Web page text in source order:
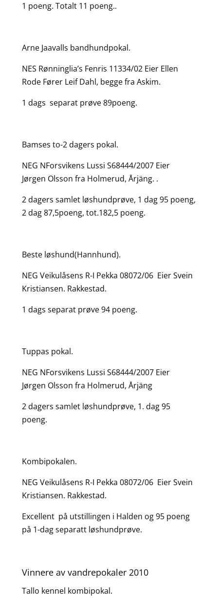
1 poeng. Totalt 11 poeng..
Arne Jaavalls bandhundpokal.
NES Rønninglia’s Fenris 11334/02 Eier Ellen
Rode Fører Leif Dahl, begge fra Askim.
1 dags separat prøve 89poeng.
Bamses to-2 dagers pokal.
NEG NForsvikens Lussi S68444/2007 Eier
Jørgen Olsson fra Holmerud, Årjäng. .
2 dagers samlet løshundprøve, 1 dag 95 poeng,
2 dag 87,5poeng, tot.182,5 poeng.
Beste løshund(Hannhund).
NEG Veikulåsens R-I Pekka 08072/06 Eier Svein
Kristiansen. Rakkestad.
1 dags separat prøve 94 poeng.
Tuppas pokal.
NEG NForsvikens Lussi S68444/2007 Eier
Jørgen Olsson fra Holmerud, Årjäng
2 dagers samlet løshundprøve, 1. dag 95
poeng.
Kombipokalen.
NEG Veikulåsens R-I Pekka 08072/06 Eier Svein
Kristiansen. Rakkestad.
Excellent på utstillingen i Halden og 95 poeng
på 1-dag separatt løshundprøve.
Vinnere av vandrepokaler 2010
Tallo kennel kombipokal.